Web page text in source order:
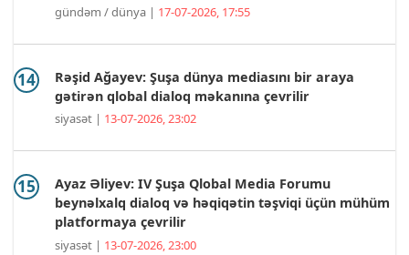
gündəm / dünya | 17-07-2026, 17:55
Rəşid Ağayev: Şuşa dünya mediasını bir araya
gətirən qlobal dialoq məkanına çevrilir
siyasət | 13-07-2026, 23:02
Ayaz Əliyev: IV Şuşa Qlobal Media Forumu
beynəlxalq dialoq və həqiqətin təşviqi üçün mühüm
platformaya çevrilir
siyasət | 13-07-2026, 23:00